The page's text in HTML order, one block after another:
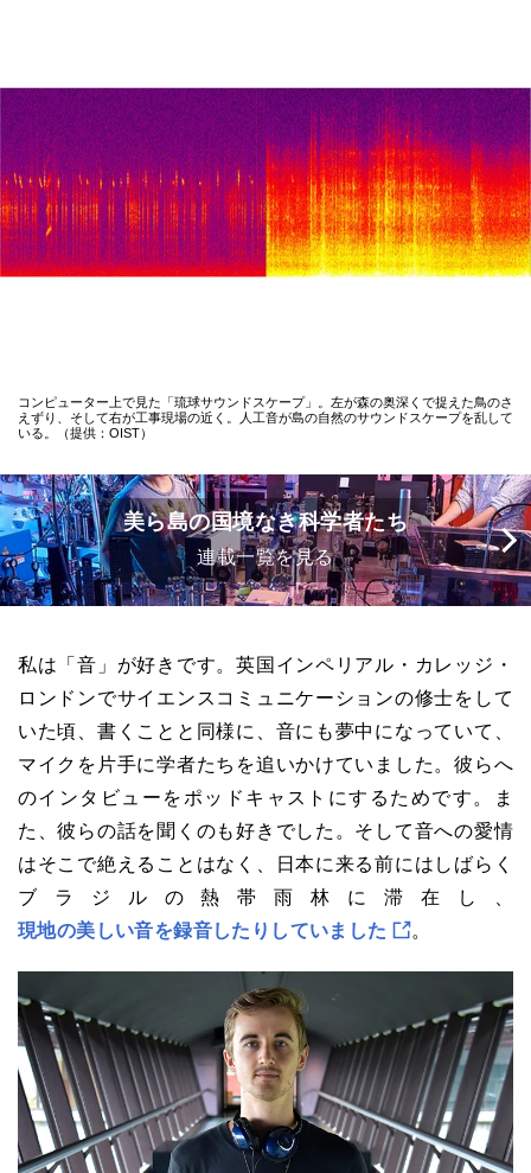
コンピューター上で見た「琉球サウンドスケープ」。左が森の奥深くで捉えた鳥のさ
えずり、そして右が工事現場の近く。人工音が島の自然のサウンドスケープを乱して
いる。（提供：OIST）
美ら島の国境なき科学者たち
連載一覧を見る
私は「音」が好きです。英国インペリアル・カレッジ・
ロンドンでサイエンスコミュニケーションの修士をして
いた頃、書くことと同様に、音にも夢中になっていて、
マイクを片手に学者たちを追いかけていました。彼らへ
のインタビューをポッドキャストにするためです。ま
た、彼らの話を聞くのも好きでした。そして音への愛情
はそこで絶えることはなく、日本に来る前にはしばらく
ブラジルの熱帯雨林に滞在し、
現地の美しい音を録音したりしていました
。